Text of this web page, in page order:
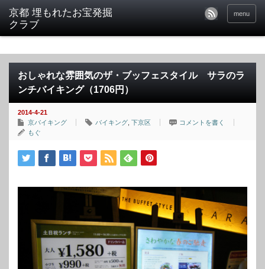
京都 埋もれたお宝発掘
クラブ
menu
おしゃれな雰囲気のザ・ブッフェスタイル サラのラ
ンチバイキング（1706円）
2014-4-21
京バイキング
バイキング 下京区
コメントを書く
もぐ